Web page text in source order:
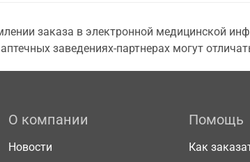
заказа в электронной медицинской
заведениях-партнерах могут
О компании
Новости
Помощь
Как